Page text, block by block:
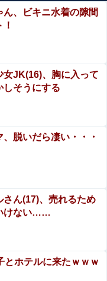
人の対比をご覧くださ
､重篤な植物状態だ
と判明
もらえなかった男、
青ｗｗｗ
が一致してしまう
爆乳を見せつけてし
疑惑…先月何も言
い出したのが怪しい
人権を失う模様
rawやhitomiを使わず
に無料で読む方法│月
！！
く愛でたい』をraw
む方法│青色観測所
ド人、ライフルの銃
ん、ビキニ水着の隙間
女JK(16)、胸に入って
しそうにする
、脱いだら凄い・・・
さん(17)、売れるため
けない……
とホテルに来たｗｗｗ